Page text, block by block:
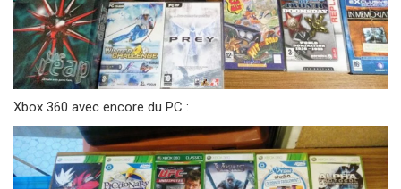
Xbox 360 avec encore du PC :